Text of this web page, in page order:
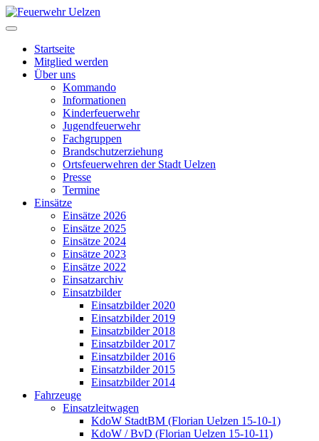
Startseite
Mitglied werden
Über uns
Kommando
Informationen
Kinderfeuerwehr
Jugendfeuerwehr
Fachgruppen
Brandschutzerziehung
Ortsfeuerwehren der Stadt Uelzen
Presse
Termine
Einsätze
Einsätze 2026
Einsätze 2025
Einsätze 2024
Einsätze 2023
Einsätze 2022
Einsatzarchiv
Einsatzbilder
Einsatzbilder 2020
Einsatzbilder 2019
Einsatzbilder 2018
Einsatzbilder 2017
Einsatzbilder 2016
Einsatzbilder 2015
Einsatzbilder 2014
Fahrzeuge
Einsatzleitwagen
KdoW StadtBM (Florian Uelzen 15-10-1)
KdoW / BvD (Florian Uelzen 15-10-11)